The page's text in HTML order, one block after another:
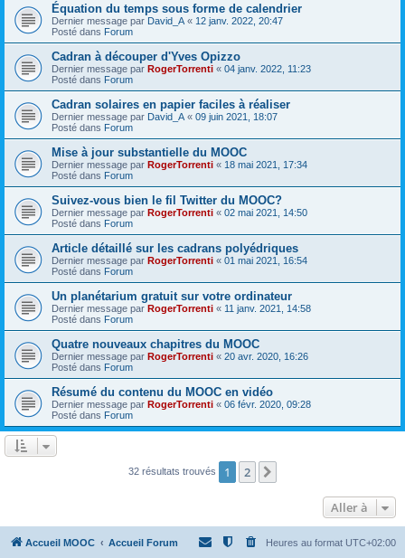
Équation du temps sous forme de calendrier
Dernier message par David_A « 12 janv. 2022, 20:47
Posté dans Forum
Cadran à découper d'Yves Opizzo
Dernier message par RogerTorrenti « 04 janv. 2022, 11:23
Posté dans Forum
Cadran solaires en papier faciles à réaliser
Dernier message par David_A « 09 juin 2021, 18:07
Posté dans Forum
Mise à jour substantielle du MOOC
Dernier message par RogerTorrenti « 18 mai 2021, 17:34
Posté dans Forum
Suivez-vous bien le fil Twitter du MOOC?
Dernier message par RogerTorrenti « 02 mai 2021, 14:50
Posté dans Forum
Article détaillé sur les cadrans polyédriques
Dernier message par RogerTorrenti « 01 mai 2021, 16:54
Posté dans Forum
Un planétarium gratuit sur votre ordinateur
Dernier message par RogerTorrenti « 11 janv. 2021, 14:58
Posté dans Forum
Quatre nouveaux chapitres du MOOC
Dernier message par RogerTorrenti « 20 avr. 2020, 16:26
Posté dans Forum
Résumé du contenu du MOOC en vidéo
Dernier message par RogerTorrenti « 06 févr. 2020, 09:28
Posté dans Forum
32 résultats trouvés 1 2
Aller à
Accueil MOOC Accueil Forum Heures au format UTC+02:00